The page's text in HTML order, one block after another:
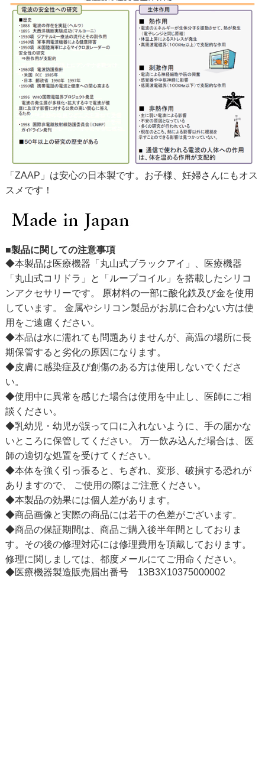
「ZAAP」は安心の日本製です。お子様、妊婦さんにもオス
スメです！
■製品に関しての注意事項
◆本製品は医療機器「丸山式ブラックアイ」、医療機器
「丸山式コリドラ」と「ループコイル」を搭載したシリコ
ンアクセサリーです。 原材料の一部に酸化鉄及び金を使用
しています。 金属やシリコン製品がお肌に合わない方は使
用をご遠慮ください。
◆本品は水に濡れても問題ありませんが、高温の場所に長
期保管すると劣化の原因になります。
◆皮膚に感染症及び創傷のある方は使用しないでくださ
い。
◆使用中に異常を感じた場合は使用を中止し、医師にご相
談ください。
◆乳幼児・幼児が誤って口に入れないように、手の届かな
いところに保管してください。 万一飲み込んだ場合は、医
師の適切な処置を受けてください。
◆本体を強く引っ張ると、ちぎれ、変形、破損する恐れが
ありますので、 ご使用の際はご注意ください。
◆本製品の効果には個人差があります。
◆商品画像と実際の商品には若干の色差がございます。
◆商品の保証期間は、商品ご購入後半年間としておりま
す。その後の修理対応には修理費用を頂戴しております。
修理に関しましては、都度メールにてご用命ください。
◆医療機器製造販売届出番号 13B3X10375000002